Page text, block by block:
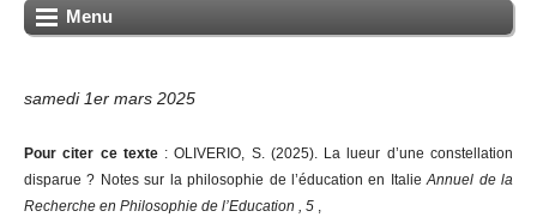
Menu
samedi 1er mars 2025
Pour citer ce texte: OLIVERIO, S. (2025). La lueur d’une constellation
disparue ? Notes sur la philosophie de l’éducation en ItalieAnnuel de la
Recherche en Philosophie de l’Education , 5